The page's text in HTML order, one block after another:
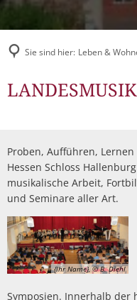
Müllabfuhr
Schlitzer
Sie sind hier: Leben &
Proben, Aufführen,
Hessen Schloss
musikalische Arbeit,
und Seminare aller Art.
{Ihr Name}, © B. Diehl
Symposien. Innerhalb der